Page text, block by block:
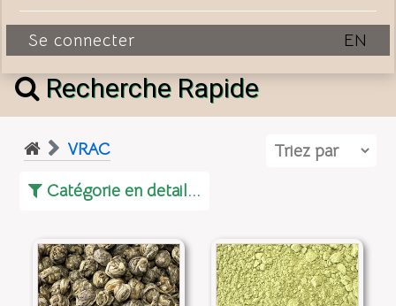
Se connecter EN
Recherche Rapide
VRAC
Catégorie en detail...